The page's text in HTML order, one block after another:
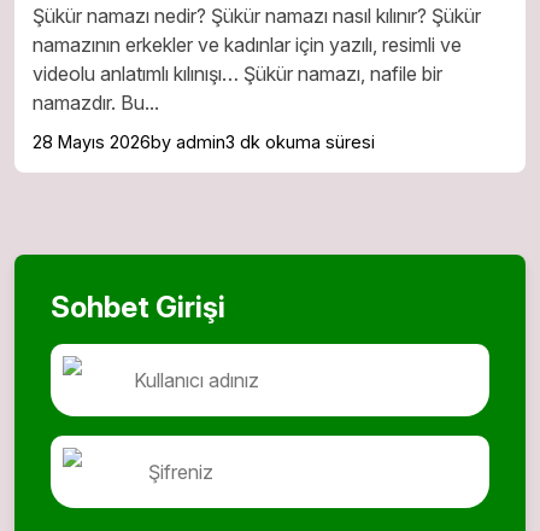
Şükür namazı nedir? Şükür namazı nasıl kılınır? Şükür
namazının erkekler ve kadınlar için yazılı, resimli ve
videolu anlatımlı kılınışı… Şükür namazı, nafile bir
namazdır. Bu...
28 Mayıs 2026by admin3 dk okuma süresi
Sohbet Girişi